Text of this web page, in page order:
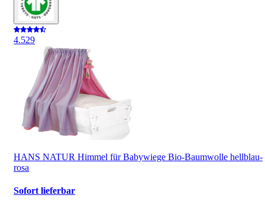
4.529
HANS NATUR Himmel für Babywiege Bio-Baumwolle hellblau-
rosa
Sofort lieferbar